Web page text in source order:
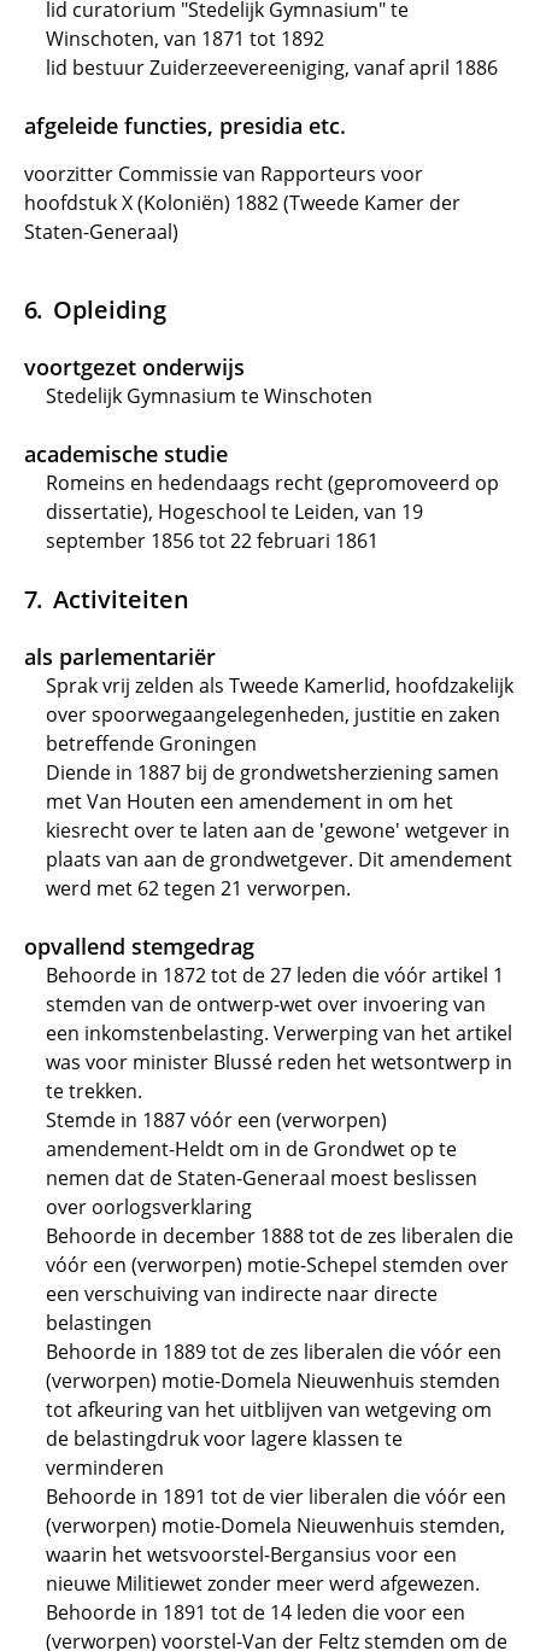
lid curatorium "Stedelijk Gymnasium" te
Winschoten, van 1871 tot 1892
lid bestuur Zuiderzeevereeniging, vanaf april 1886
afgeleide functies, presidia etc.
voorzitter Commissie van Rapporteurs voor
hoofdstuk X (Koloniën) 1882 (Tweede Kamer der
Staten-Generaal)
Opleiding
voortgezet onderwijs
Stedelijk Gymnasium te Winschoten
academische studie
Romeins en hedendaags recht (gepromoveerd op
dissertatie), Hogeschool te Leiden, van 19
september 1856 tot 22 februari 1861
Activiteiten
als parlementariër
Sprak vrij zelden als Tweede Kamerlid, hoofdzakelijk
over spoorwegaangelegenheden, justitie en zaken
betreffende Groningen
Diende in 1887 bij de grondwetsherziening samen
met Van Houten een amendement in om het
kiesrecht over te laten aan de 'gewone' wetgever in
plaats van aan de grondwetgever. Dit amendement
werd met 62 tegen 21 verworpen.
opvallend stemgedrag
Behoorde in 1872 tot de 27 leden die vóór artikel 1
stemden van de ontwerp-wet over invoering van
een inkomstenbelasting. Verwerping van het artikel
was voor minister Blussé reden het wetsontwerp in
te trekken.
Stemde in 1887 vóór een (verworpen)
amendement-Heldt om in de Grondwet op te
nemen dat de Staten-Generaal moest beslissen
over oorlogsverklaring
Behoorde in december 1888 tot de zes liberalen die
vóór een (verworpen) motie-Schepel stemden over
een verschuiving van indirecte naar directe
belastingen
Behoorde in 1889 tot de zes liberalen die vóór een
(verworpen) motie-Domela Nieuwenhuis stemden
tot afkeuring van het uitblijven van wetgeving om
de belastingdruk voor lagere klassen te
verminderen
Behoorde in 1891 tot de vier liberalen die vóór een
(verworpen) motie-Domela Nieuwenhuis stemden,
waarin het wetsvoorstel-Bergansius voor een
nieuwe Militiewet zonder meer werd afgewezen.
Behoorde in 1891 tot de 14 leden die voor een
(verworpen) voorstel-Van der Feltz stemden om de